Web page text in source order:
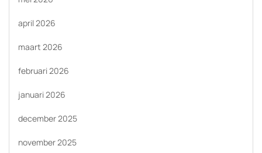
april 2026
maart 2026
februari 2026
januari 2026
december 2025
november 2025